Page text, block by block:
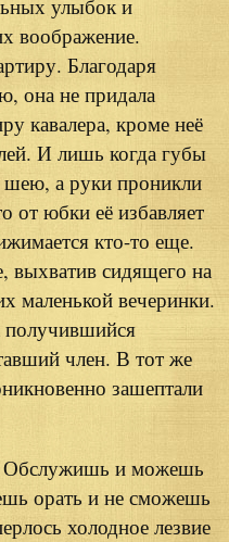
улыбок и
воображение.
Благодаря
она не придала
кавалера, кроме неё
И лишь когда губы
а руки проникли
от юбки её избавляет
кто-то еще.
выхватив сидящего на
маленькой вечеринки.
член. В тот же
зашептали
Обслужишь и можешь
орать и не сможешь
холодное лезвие